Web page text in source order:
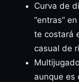
Curva de
“entras”
te costará
casual de
aunque